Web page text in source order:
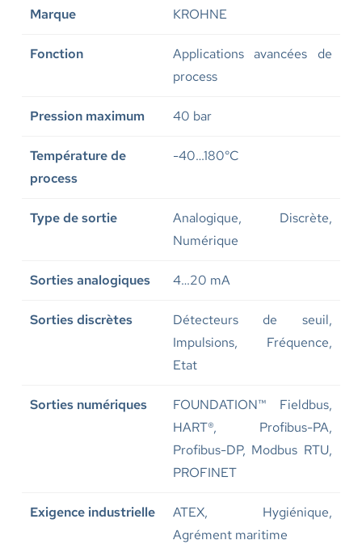
Marque KROHNE
Fonction
Applications avancées de
process
Pression maximum 40 bar
Température de
process
-40…180°C
Type de sortie
Analogique, Discrète,
Numérique
Sorties analogiques 4…20 mA
Sorties discrètes
Détecteurs de seuil,
Impulsions, Fréquence,
Etat
Sorties numériques
FOUNDATION™ Fieldbus,
HART®, Profibus-PA,
Profibus-DP, Modbus RTU,
PROFINET
Exigence industrielle
ATEX, Hygiénique,
Agrément maritime